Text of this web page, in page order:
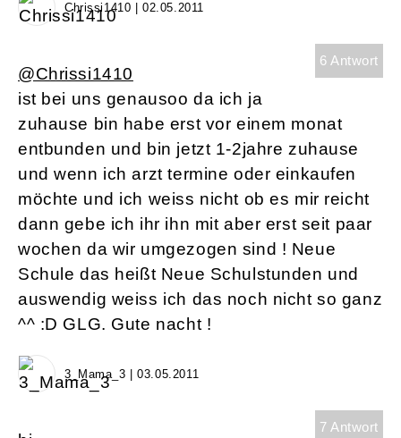
Chrissi1410 | 02.05.2011
6 Antwort
@Chrissi1410
ist bei uns genausoo da ich ja
zuhause bin habe erst vor einem monat
entbunden und bin jetzt 1-2jahre zuhause
und wenn ich arzt termine oder einkaufen
möchte und ich weiss nicht ob es mir reicht
dann gebe ich ihr ihn mit aber erst seit paar
wochen da wir umgezogen sind ! Neue
Schule das heißt Neue Schulstunden und
auswendig weiss ich das noch nicht so ganz
^^ :D GLG. Gute nacht !
3_Mama_3 | 03.05.2011
7 Antwort